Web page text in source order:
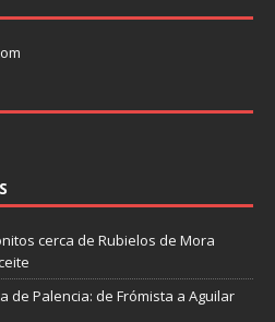
cerca de Rubielos de Mora
de Palencia: de Frómista a Aguilar